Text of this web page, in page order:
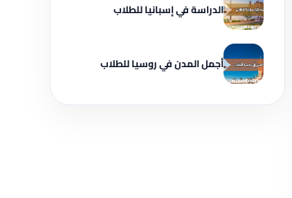
الدراسة في إسبانيا للطلاب
أجمل المدن في روسيا للطلاب